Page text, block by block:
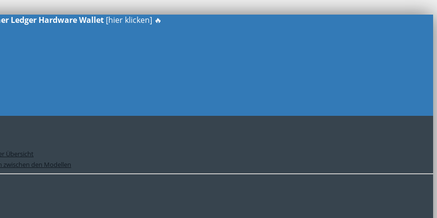
Ledger Hardware Wallet [hier klicken] 🔥
Übersicht
zwischen den Modellen